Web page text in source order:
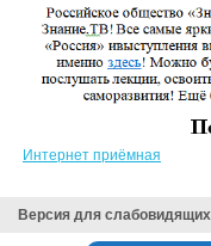
Интернет приёмная
Версия для слабовидящих